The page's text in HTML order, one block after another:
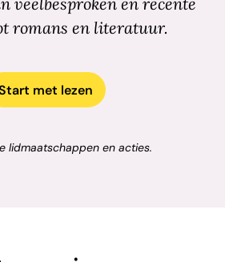
romans en literatuur.
met lezen
lidmaatschappen en acties.